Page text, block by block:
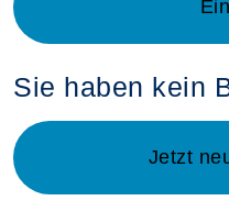
Sie haben kein
Jetzt